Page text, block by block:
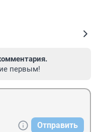
первым!
Отправить